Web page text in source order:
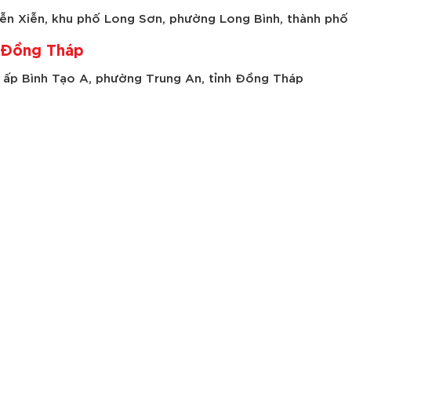
Xiễn, khu phố Long Sơn, phường Long Bình, thành phố
Tháp
ấp Bình Tạo A, phường Trung An, tỉnh Đồng Tháp